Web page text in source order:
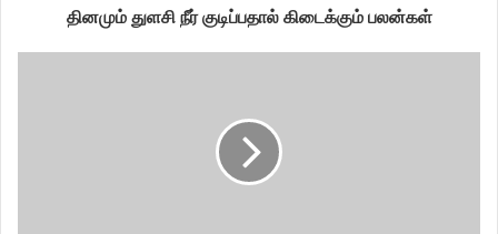
தினமும் துளசி நீர் குடிப்பதால் கிடைக்கும் பலன்கள்